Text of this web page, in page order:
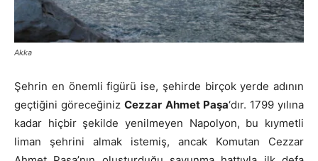
Akka
Şehrin en önemli figürü ise, şehirde birçok yerde adının
geçtiğini göreceğinizCezzar Ahmet Paşa‘dır. 1799 yılına
kadar hiçbir şekilde yenilmeyen Napolyon, bu kıymetli
liman şehrini almak istemiş, ancak Komutan Cezzar